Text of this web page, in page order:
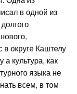
в одной из
в округе Каштелу
культура, как
языка не
всем, в том